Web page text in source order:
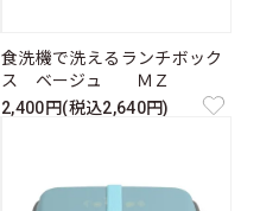
食洗機で洗えるランチボック
ス ベージュ ＭＺ
2,400円(税込2,640円)